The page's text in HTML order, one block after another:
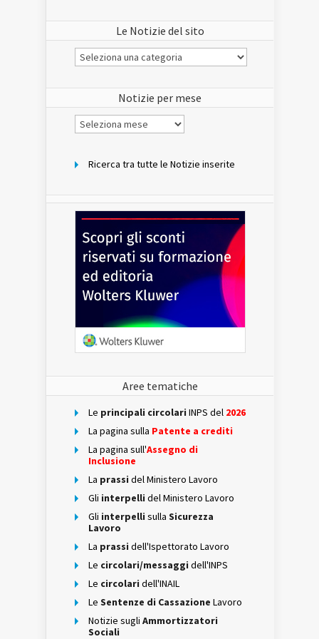
Le Notizie del sito
Le
Notizie
Notizie per mese
Notizie
per
Ricerca tra tutte le Notizie inserite
Aree tematiche
Le principali circolari INPS del 2026
La pagina sulla Patente a crediti
La pagina sull'Assegno di
Inclusione
La prassi del Ministero Lavoro
Gli interpelli del Ministero Lavoro
Gli interpelli sulla Sicurezza
Lavoro
La prassi dell'Ispettorato Lavoro
Le circolari/messaggi dell'INPS
Le circolari dell'INAIL
Le Sentenze di Cassazione Lavoro
Notizie sugli Ammortizzatori
Sociali